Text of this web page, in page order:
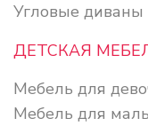
Угловые диваны
ДЕТСКАЯ
Мебель для
Мебель для